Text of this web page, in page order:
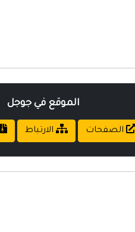
الموقع في جوجل
الصفحات الارتباط